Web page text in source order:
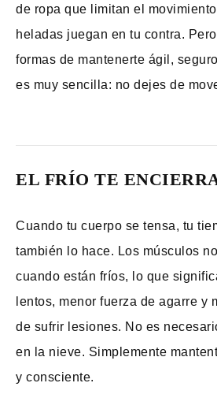
de ropa que limitan el
heladas juegan en tu contra.
formas de mantenerte ágil,
es muy sencilla: no dejes de
EL FRÍO TE
Cuando tu cuerpo se tensa, tu
también lo hace. Los músculos
cuando están fríos, lo que
lentos, menor fuerza de agarre y
de sufrir lesiones. No es
en la nieve. Simplemente
y consciente.